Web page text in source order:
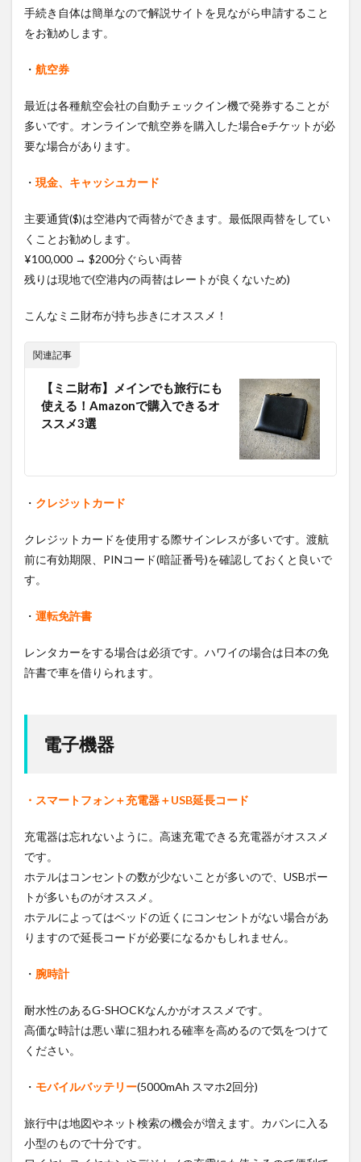
手続き自体は簡単なので解説サイトを見ながら申請すること
をお勧めします。
・ 航空券
最近は各種航空会社の自動チェックイン機で発券することが
多いです。オンラインで航空券を購入した場合eチケットが必
要な場合があります。
・ 現金、キャッシュカード
主要通貨($)は空港内で両替ができます。最低限両替をしてい
くことお勧めします。
¥100,000 → $200分ぐらい両替
残りは現地で(空港内の両替はレートが良くないため)
こんなミニ財布が持ち歩きにオススメ！
関連記事
【ミニ財布】メインでも旅行にも
使える！Amazonで購入できるオ
ススメ3選
・ クレジットカード
クレジットカードを使用する際サインレスが多いです。渡航
前に有効期限、PINコード(暗証番号)を確認しておくと良いで
す。
・ 運転免許書
レンタカーをする場合は必須です。ハワイの場合は日本の免
許書で車を借りられます。
電子機器
・スマートフォン＋充電器＋USB延長コード
充電器は忘れないように。高速充電できる充電器がオススメ
です。
ホテルはコンセントの数が少ないことが多いので、USBポー
トが多いものがオススメ。
ホテルによってはベッドの近くにコンセントがない場合があ
りますので延長コードが必要になるかもしれません。
・ 腕時計
耐水性のあるG-SHOCKなんかがオススメです。
高価な時計は悪い輩に狙われる確率を高めるので気をつけて
ください。
・ モバイルバッテリー(5000mAh スマホ2回分)
旅行中は地図やネット検索の機会が増えます。カバンに入る
小型のもので十分です。